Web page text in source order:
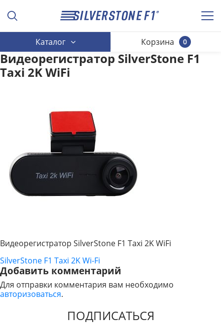
Каталог 0
Корзина
Видеорегистратор SilverStone F1
Taxi 2K WiFi
Видеорегистратор SilverStone F1 Taxi 2K WiFi
НАВИГАЦИЯ
ПО
ЗАПИСЯМ
SilverStone F1 Taxi 2K Wi-Fi
Добавить комментарий
Для отправки комментария вам необходимо
авторизоваться.
ПОДПИСАТЬСЯ